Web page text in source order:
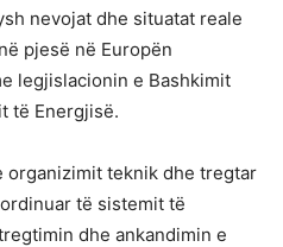
nevojat dhe situatat reale
pjesë në Europën
legjislacionin e Bashkimit
të Energjisë.
organizimit teknik dhe tregtar
të sistemit të
dhe ankandimin e